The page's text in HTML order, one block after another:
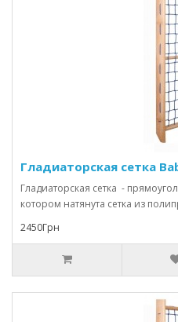
Гладиаторская сетка
Гладиаторская сетка -
котором натянута сетка из
2450Грн